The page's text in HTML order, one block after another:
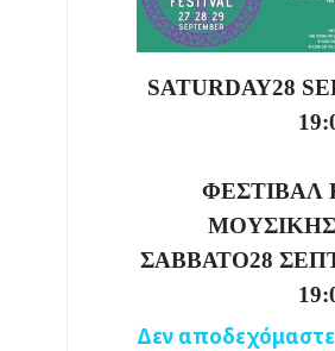
SATURDAY28
ΦΕΣΤΙΒΑΛ
ΣΑΒΒΑΤΟ28
Δεν